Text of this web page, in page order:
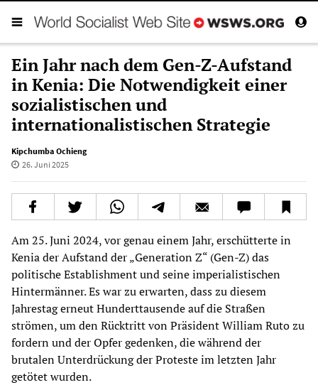
Ein Jahr nach dem Gen-Z-Aufstand
in Kenia: Die Notwendigkeit einer
sozialistischen und
internationalistischen Strategie
Kipchumba Ochieng
26. Juni 2025
Am 25. Juni 2024, vor genau einem Jahr, erschütterte in
Kenia der Aufstand der „Generation Z“ (Gen-Z) das
politische Establishment und seine imperialistischen
Hintermänner. Es war zu erwarten, dass zu diesem
Jahrestag erneut Hunderttausende auf die Straßen
strömen, um den Rücktritt von Präsident William Ruto zu
fordern und der Opfer gedenken, die während der
brutalen Unterdrückung der Proteste im letzten Jahr
getötet wurden.